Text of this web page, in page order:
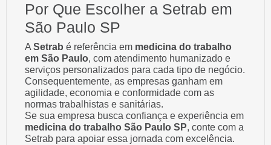
Por Que Escolher a Setrab em
São Paulo SP
ASetrab é referência em medicina do trabalho
em São Paulo, com atendimento humanizado e
serviços personalizados para cada tipo de negócio.
Consequentemente, as empresas ganham em
agilidade, economia e conformidade com as
normas trabalhistas e sanitárias.
Se sua empresa busca confiança e experiência em
medicina do trabalho São Paulo SP, conte com a
Setrab para apoiar essa jornada com excelência.